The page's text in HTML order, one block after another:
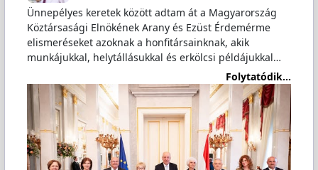
Ünnepélyes keretek között adtam át a Magyarország
Köztársasági Elnökének Arany és Ezüst Érdemérme
elismeréseket azoknak a honfitársainknak, akik
munkájukkal, helytállásukkal és erkölcsi példájukkal…
Folytatódik...